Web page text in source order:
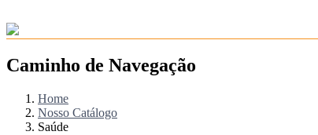
Caminho de Navegação
Home
Nosso Catálogo
Saúde